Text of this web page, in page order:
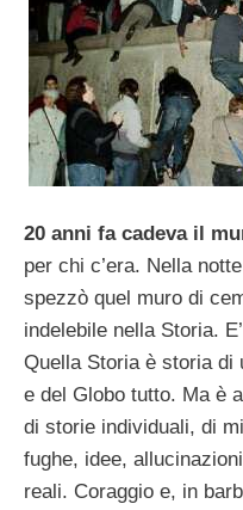
20 anni fa cadeva il
per chi c’era. Nella
spezzò quel muro di
indelebile nella Storia.
Quella Storia è storia di
e del Globo tutto. Ma è
di storie individuali, di
fughe, idee,
reali. Coraggio e, in